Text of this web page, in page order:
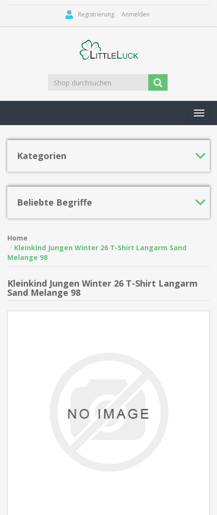
Registrierung Anmelden
Kategorien
Beliebte Begriffe
Home
Kleinkind Jungen Winter 26 T-Shirt Langarm Sand
Melange 98
Kleinkind Jungen Winter 26 T-Shirt Langarm
Sand Melange 98